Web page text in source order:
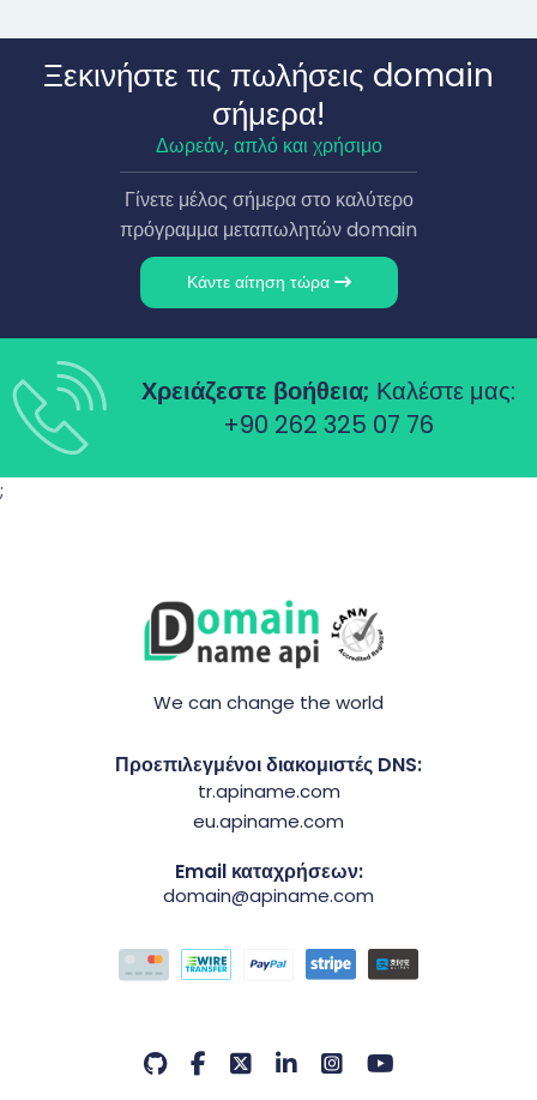
Ξεκινήστε τις πωλήσεις domain
σήμερα!
Δωρεάν, απλό και χρήσιμο
Γίνετε μέλος σήμερα στο καλύτερο
πρόγραμμα μεταπωλητών domain
Κάντε αίτηση τώρα
Χρειάζεστε βοήθεια; Καλέστε μας:
+90 262 325 07 76
;
We can change the world
Προεπιλεγμένοι διακομιστές DNS:
tr.apiname.com
eu.apiname.com
Email καταχρήσεων:
domain@apiname.com